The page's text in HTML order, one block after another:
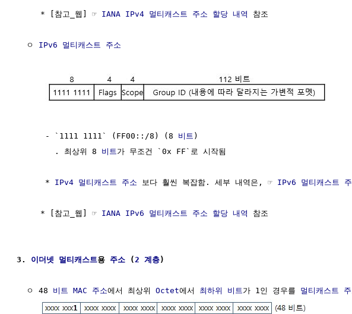
     * [참고_웹] ☞
IANA IPv4 멀티캐스트 주소 할당 내역 참조
  ㅇ
IPv6 멀티캐스트 주소
      - `1111 1111` (FF00::/8) (8
비트 )
        . 최상위 8
비트 가 무조건 `0x FF`로 시작됨
      *
IPv4 멀티캐스트 주소 보다 훨씬 복잡함. 세부 내역은, ☞ IPv6 멀티캐스트
     * [참고_웹] ☞
IANA IPv6 멀티캐스트 주소 할당 내역 참조
3. 이더넷 멀티캐스트용 주소 ( 2 계층)
  ㅇ 48
비트 MAC 주소에서 최상위 Octet에서 최하위 비트 가 1인 경우를 멀티캐스트